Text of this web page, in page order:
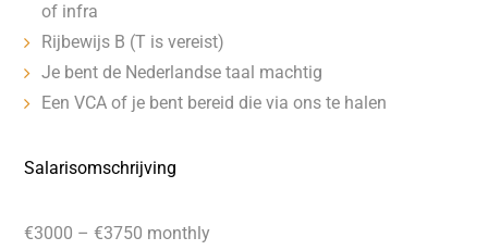
of infra
Rijbewijs B (T is vereist)
Je bent de Nederlandse taal machtig
Een VCA of je bent bereid die via ons te halen
Salarisomschrijving
€3000 – €3750 monthly